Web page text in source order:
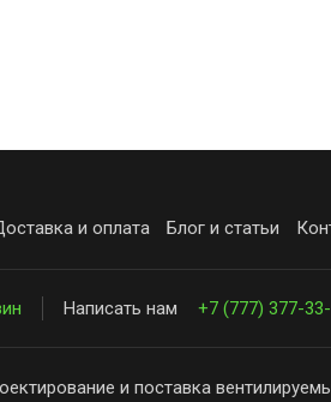
и оплата Блог и статьи
Написать нам +7 (777) 377-
и поставка